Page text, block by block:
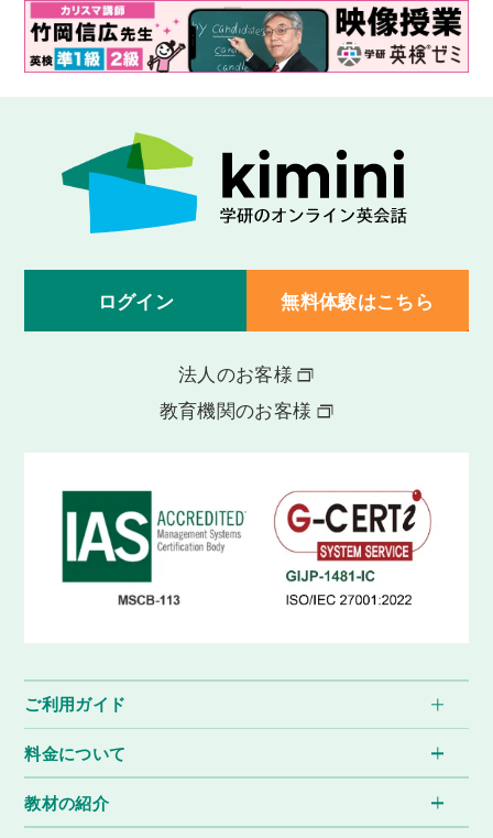
ログイン 無料体験はこちら
法人のお客様
教育機関のお客様
ご利用ガイド
料金について
教材の紹介